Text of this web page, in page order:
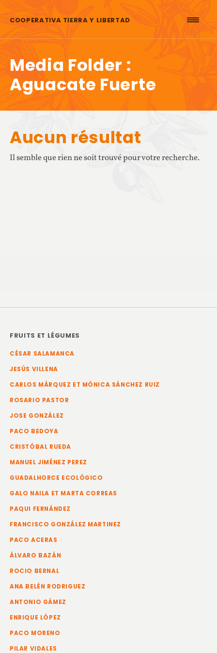
COOPERATIVA TIERRA Y LIBERTAD
Media Folder :
Aguacate Fuerte
Aucun résultat
Il semble que rien ne soit trouvé pour votre recherche.
FRUITS ET LÉGUMES
CÉSAR SALAMANCA
JESÚS VILLENA
CARLOS MÁRQUEZ ET MÓNICA SÁNCHEZ RUIZ
ROSARIO PASTOR
JOSE GONZÁLEZ
PACO BEDOYA
CRISTÓBAL RUEDA
MANUEL JIMÉNEZ PEREZ
GUADALHORCE ECOLÓGICO
GALO NAILA ET MARTA CORREAS
PAQUI FERNÁNDEZ
FRANCISCO GONZÁLEZ MARTINEZ
PACO ACERAS
ÁLVARO BAZÁN
ROCIO BERNAL
ANA BELÉN RODRIGUEZ
ANTONIO GÁMEZ
ENRIQUE LÓPEZ
PACO MORENO
PILAR VIDALES